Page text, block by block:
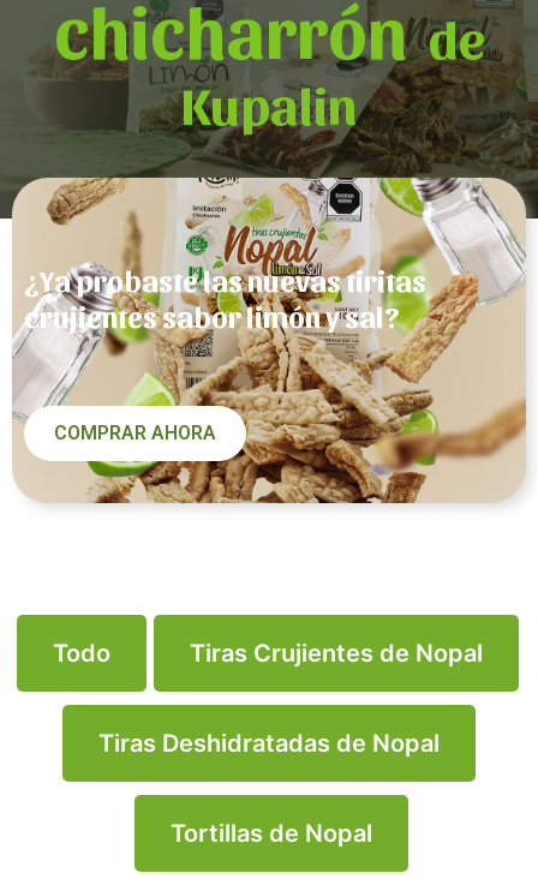
chicharrón|de
Kupalin
¿Ya probaste las nuevas tiritas
crujientes sabor limón y sal?
COMPRAR AHORA
Todo Tiras Crujientes de Nopal
Tiras Deshidratadas de Nopal
Tortillas de Nopal